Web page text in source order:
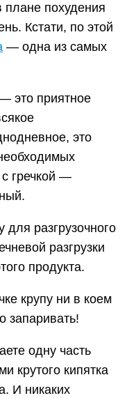
плане похудения
Кстати, по этой
— одна из самых
это приятное
это
гречкой —
для разгрузочного
разгрузки
продукта.
крупу ни в коем
запаривать!
одну часть
крутого кипятка
И никаких